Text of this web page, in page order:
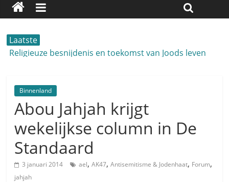
Laatste
Religieuze besnijdenis en toekomst van Joods leven
minderheden begrijpt”, Jinnih Beels (Vooruit)
CITYTRIP | ROEMENIË – Boekarest: de verrassing van
Oost-Europa
“Vandaag zit elke Jood in België op de beklaagdenbank”
goKosher lanceert nieuwe website en samenwerking
met Mishpacha voor kosher travel en simchas
wereldwijd
Binnenland
Abou Jahjah krijgt
wekelijkse column in De
Standaard
3 januari 2014 ael,AK47,Antisemitisme & Jodenhaat, Forum,
jahjah